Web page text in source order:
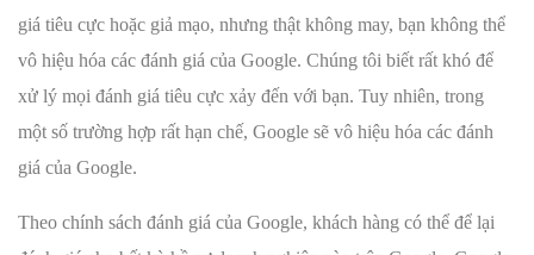
giá tiêu cực hoặc giả mạo, nhưng thật không may, bạn không thể
vô hiệu hóa các đánh giá của Google. Chúng tôi biết rất khó để
xử lý mọi đánh giá tiêu cực xảy đến với bạn. Tuy nhiên, trong
một số trường hợp rất hạn chế, Google sẽ vô hiệu hóa các đánh
giá của Google.
Theo chính sách đánh giá của Google, khách hàng có thể để lại